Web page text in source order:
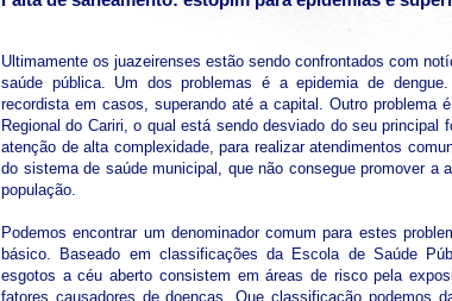
Ultimamente os juazeirenses estão sendo confrontados com
saúde pública. Um dos problemas é a epidemia de
recordista em casos, superando até a capital. Outro problema
Regional do Cariri, o qual está sendo desviado do seu principal
atenção de alta complexidade, para realizar atendimentos
do sistema de saúde municipal, que não consegue promover a
população.
Podemos encontrar um denominador comum para estes
básico. Baseado em classificações da Escola de Saúde
esgotos a céu aberto consistem em áreas de risco pela
fatores causadores de doenças. Que classificação podemos